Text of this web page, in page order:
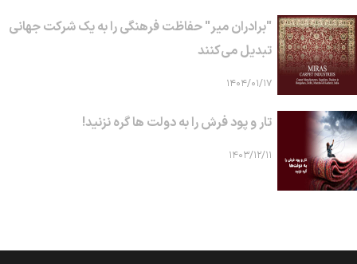
"برادران میر" حفاظت فرهنگی را به یک شرکت جهانی
تبدیل می‌کنند
۱۴۰۴/۰۱/۱۷
تار و پود فرش را به دولت ها گره نزنید!
۱۴۰۳/۱۲/۱۱